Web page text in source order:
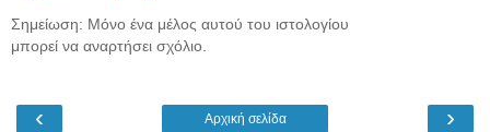
Σημείωση: Μόνο ένα μέλος αυτού του ιστολογίου
μπορεί να αναρτήσει σχόλιο.
‹ ›
Αρχική σελίδα